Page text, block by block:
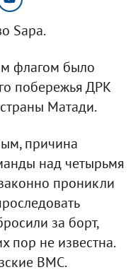
Sapa.
флагом было
побережья ДРК
Матади.
причина
над четырьмя
проникли
за борт,
пор не известна.
ВМС.